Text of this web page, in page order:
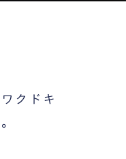
クドキ